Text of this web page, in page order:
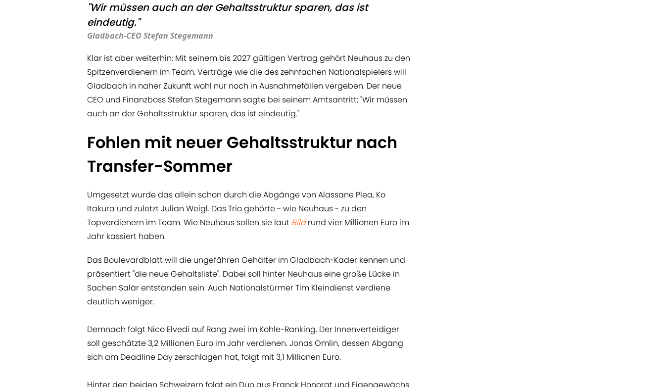
"Wir müssen auch an der Gehaltsstruktur sparen, das ist
eindeutig."
Gladbach-CEO Stefan Stegemann
Klar ist aber weiterhin: Mit seinem bis 2027 gültigen Vertrag gehört Neuhaus zu den
Spitzenverdienern im Team. Verträge wie die des zehnfachen Nationalspielers will
Gladbach in naher Zukunft wohl nur noch in Ausnahmefällen vergeben. Der neue
CEO und Finanzboss Stefan Stegemann sagte bei seinem Amtsantritt: "Wir müssen
auch an der Gehaltsstruktur sparen, das ist eindeutig."
Fohlen mit neuer Gehaltsstruktur nach
Transfer-Sommer
Umgesetzt wurde das allein schon durch die Abgänge von Alassane Plea, Ko
Itakura und zuletzt Julian Weigl. Das Trio gehörte - wie Neuhaus - zu den
Topverdienern im Team. Wie Neuhaus sollen sie laut Bildrund vier Millionen Euro im
Jahr kassiert haben.
Das Boulevardblatt will die ungefähren Gehälter im Gladbach-Kader kennen und
präsentiert "die neue Gehaltsliste". Dabei soll hinter Neuhaus eine große Lücke in
Sachen Salär entstanden sein. Auch Nationalstürmer Tim Kleindienst verdiene
deutlich weniger.
Demnach folgt Nico Elvedi auf Rang zwei im Kohle-Ranking. Der Innenverteidiger
soll geschätzte 3,2 Millionen Euro im Jahr verdienen. Jonas Omlin, dessen Abgang
sich am Deadline Day zerschlagen hat, folgt mit 3,1 Millionen Euro.